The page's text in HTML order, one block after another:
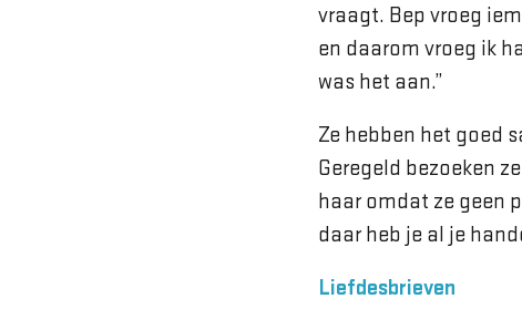
vraagt. Bep vroeg
en daarom vroeg ik
was het aan.”
Ze hebben het goed
Geregeld bezoeken
haar omdat ze geen
daar heb je al je
Liefdesbrieven